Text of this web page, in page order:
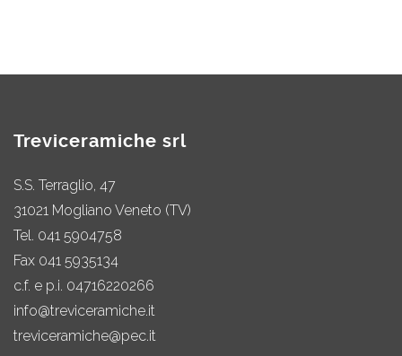
Treviceramiche srl
S.S. Terraglio, 47
31021 Mogliano Veneto (TV)
Tel. 041 5904758
Fax 041 5935134
c.f. e p.i. 04716220266
info@treviceramiche.it
treviceramiche@pec.it